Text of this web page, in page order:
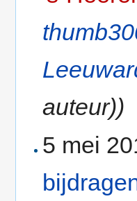
auteur))
5 mei